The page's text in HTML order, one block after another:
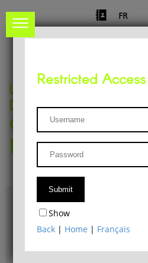
FR
University of Liège
Départment of
Center for
Research
Access & maps
Philosophy Department
Restricted Access
Show
Back | Home | Français